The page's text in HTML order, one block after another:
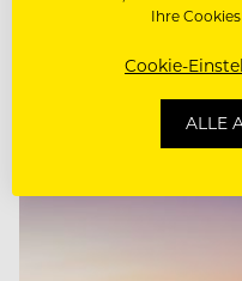
Industrie
Nach dem Risotto-
Exportgut aus Italien
Ihre
Cookie-
ALLE